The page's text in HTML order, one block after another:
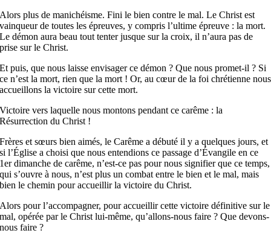
Alors plus de manichéisme. Fini le bien contre le mal. Le Christ est
vainqueur de toutes les épreuves, y compris l’ultime épreuve : la mort.
Le démon aura beau tout tenter jusque sur la croix, il n’aura pas de
prise sur le Christ.
Et puis, que nous laisse envisager ce démon ? Que nous promet-il ? Si
ce n’est la mort, rien que la mort ! Or, au cœur de la foi chrétienne nous
accueillons la victoire sur cette mort.
Victoire vers laquelle nous montons pendant ce carême : la
Résurrection du Christ !
Frères et sœurs bien aimés, le Carême a débuté il y a quelques jours, et
si l’Église a choisi que nous entendions ce passage d’Évangile en ce
1er dimanche de carême, n’est-ce pas pour nous signifier que ce temps,
qui s’ouvre à nous, n’est plus un combat entre le bien et le mal, mais
bien le chemin pour accueillir la victoire du Christ.
Alors pour l’accompagner, pour accueillir cette victoire définitive sur le
mal, opérée par le Christ lui-même, qu’allons-nous faire ? Que devons-
nous faire ?